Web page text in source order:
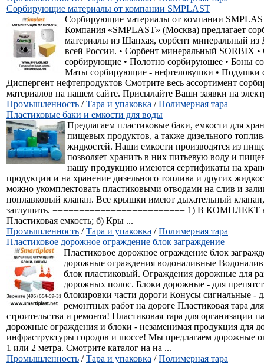
Сорбирующие материалы от компании SMPLAST
Сорбирующие материалы от компании
Компания «SMPLAST» (Москва) предлагает
материалы из Шанхая, сорбент минеральный из
всей России. • Сорбент минеральный SORBIX •
сорбирующие • Полотно сорбирующее • Боны
Маты сорбирующие - нефтеловушки • Подушки
Диспергент нефтепродуктов Смотрите весь ассортимент
материалов на нашем сайте. Присылайте Ваши заявки на
Промышленность /Тара и упаковка /Полимерная тара
Пластиковые баки и емкости для воды
Предлагаем пластиковые баки, емкости для
пищевых продуктов, а также дизельного
жидкостей. Наши емкости производятся из
позволяет хранить в них питьевую воду и
нашу продукцию имеются сертификаты на
продукции и на хранение дизельного топлива и других
можно укомплектовать пластиковыми отводами на слив и
поплавковый клапан. Все крышки имеют дыхательный
заглушить. ========================= 1) В КОМПЛЕКТ
Пластиковая емкость; б) Кры ...
Промышленность /Тара и упаковка /Полимерная тара
Пластиковое дорожное ограждение блок заграждение
Пластиковое дорожное ограждение блок
дорожные ограждения водоналивные
блок пластиковый. Ограждения дорожные для
дорожных полос. Блоки дорожные - для
блокировки части дороги Конусы сигнальные -
ремонтных работ на дороге Пластиковая тара
строительства и ремонта! Пластиковая тара для организации
дорожные ограждения и блоки - незаменимая продукция для
инфраструктуры городов и шоссе! Мы предлагаем дорожные
1 или 2 метра. Смотрите каталог на на ...
Промышленность /Тара и упаковка /Полимерная тара